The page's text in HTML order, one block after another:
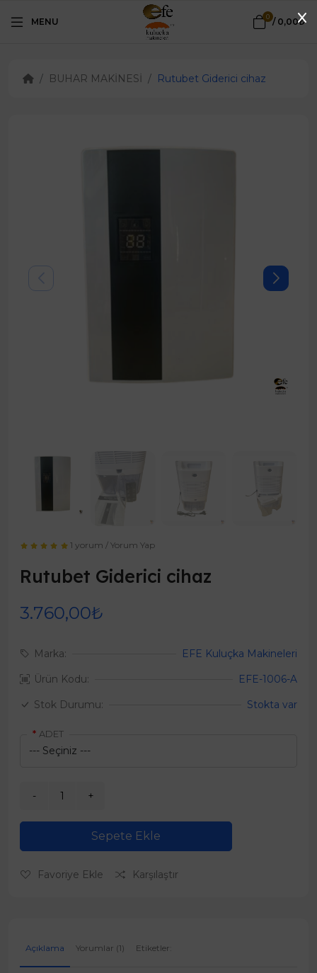
MENU 0 / 0,00₺
BUHAR MAKİNESİ Rutubet Giderici cihaz
1 yorum /Yorum Yap
Rutubet Giderici cihaz
3.760,00₺
Marka:
EFE Kuluçka Makineleri
Ürün Kodu:
EFE-1006-A
Stok Durumu:
Stokta var
ADET
Sepete Ekle
Favoriye Ekle Karşılaştır
Açıklama Yorumlar (1) Etiketler: